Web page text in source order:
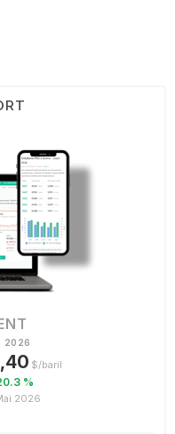
2026
$/baril
%
2026